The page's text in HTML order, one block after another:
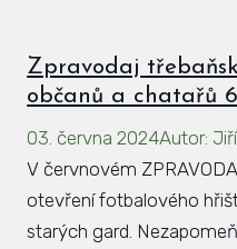
Zpravodaj
občanů a chatařů
03. června 2024Autor:
V červnovém
otevření fotbalového
starých gard.